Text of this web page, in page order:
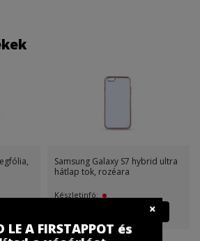
Samsung Galaxy S7 hybrid ultra
hátlap tok, rozéara
Készletinfó:
LE A FIRSTAPPOT és